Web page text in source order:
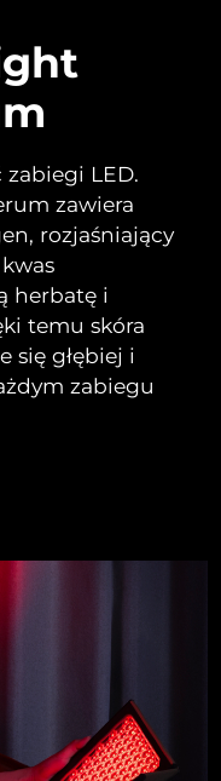
zabiegi LED.
zawiera
rozjaśniający
herbatę i
temu skóra
się głębiej i
zabiegu